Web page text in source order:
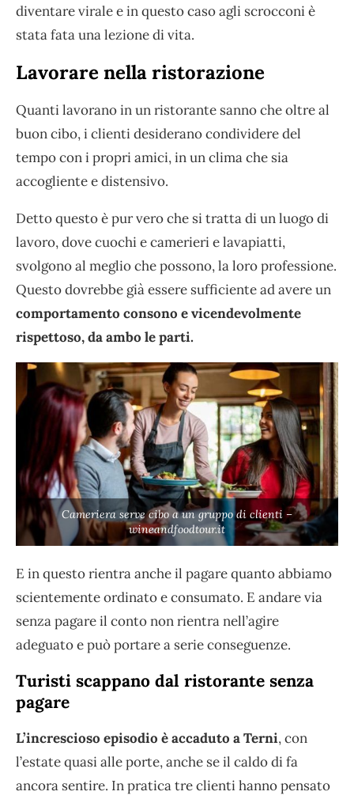
diventare virale e in questo caso agli scrocconi è
stata fata una lezione di vita.
Lavorare nella ristorazione
Quanti lavorano in un ristorante sanno che oltre al
buon cibo, i clienti desiderano condividere del
tempo con i propri amici, in un clima che sia
accogliente e distensivo.
Detto questo è pur vero che si tratta di un luogo di
lavoro, dove cuochi e camerieri e lavapiatti,
svolgono al meglio che possono, la loro professione.
Questo dovrebbe già essere sufficiente ad avere un
comportamento consono e vicendevolmente
rispettoso, da ambo le parti.
Cameriera serve cibo a un gruppo di clienti –
wineandfoodtour.it
E in questo rientra anche il pagare quanto abbiamo
scientemente ordinato e consumato. E andare via
senza pagare il conto non rientra nell’agire
adeguato e può portare a serie conseguenze.
Turisti scappano dal ristorante senza
pagare
L’increscioso episodio è accaduto a Terni, con
l’estate quasi alle porte, anche se il caldo di fa
ancora sentire. In pratica tre clienti hanno pensato